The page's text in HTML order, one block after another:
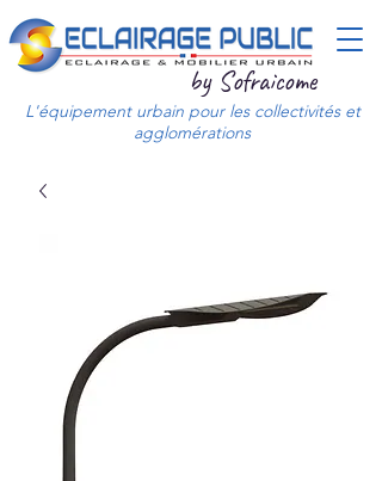
by Sofraicome
L'équipement urbain pour les collectivités et
agglomérations